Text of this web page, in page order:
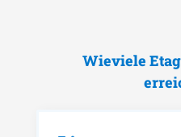
Wieviele